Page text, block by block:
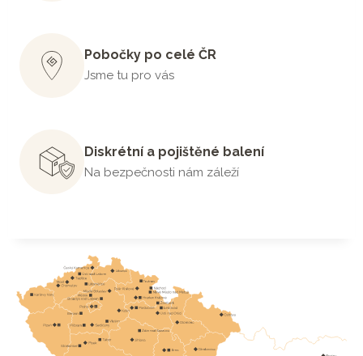
Pobočky po celé ČR
Jsme tu pro vás
Diskrétní a pojištěné balení
Na bezpečnosti nám záleží